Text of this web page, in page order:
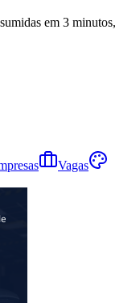
em 3 minutos,
Vagas